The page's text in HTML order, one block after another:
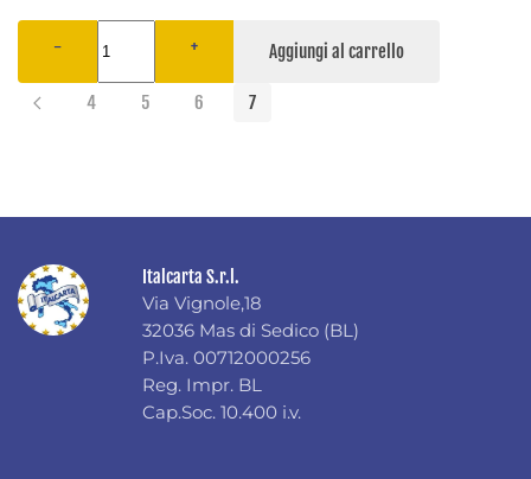
− +
4 5 6 7
Italcarta S.r.l.
Via Vignole,18
32036 Mas di Sedico (BL)
P.Iva. 00712000256
Reg. Impr. BL
Cap.Soc. 10.400 i.v.